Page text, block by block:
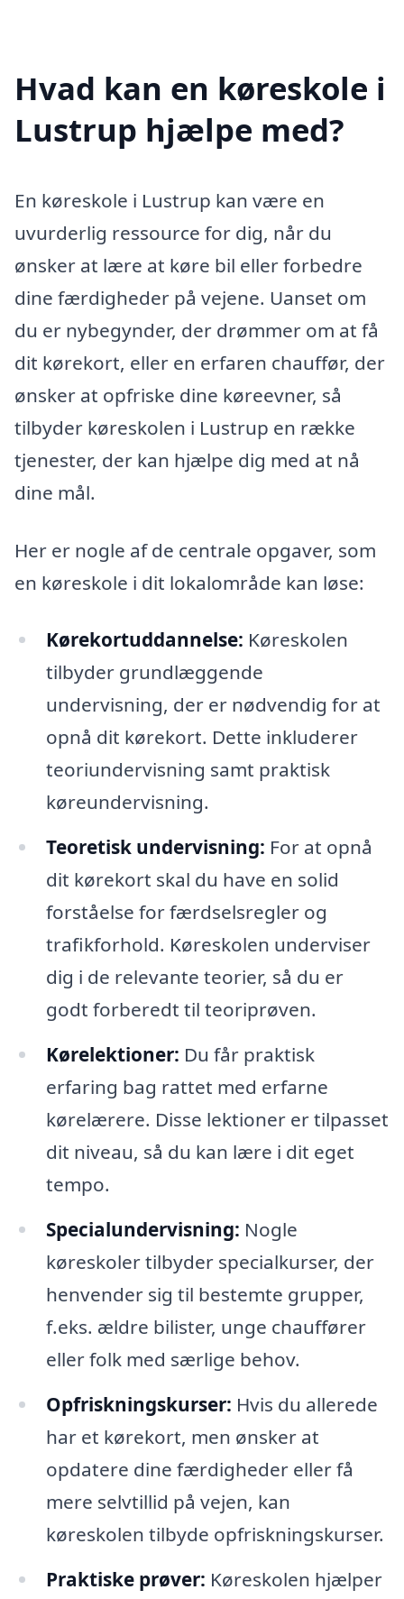
Hvad kan en køreskole i
Lustrup hjælpe med?
En køreskole i Lustrup kan være en
uvurderlig ressource for dig, når du
ønsker at lære at køre bil eller forbedre
dine færdigheder på vejene. Uanset om
du er nybegynder, der drømmer om at få
dit kørekort, eller en erfaren chauffør, der
ønsker at opfriske dine køreevner, så
tilbyder køreskolen i Lustrup en række
tjenester, der kan hjælpe dig med at nå
dine mål.
Her er nogle af de centrale opgaver, som
en køreskole i dit lokalområde kan løse:
Kørekortuddannelse: Køreskolen
tilbyder grundlæggende
undervisning, der er nødvendig for at
opnå dit kørekort. Dette inkluderer
teoriundervisning samt praktisk
køreundervisning.
Teoretisk undervisning: For at opnå
dit kørekort skal du have en solid
forståelse for færdselsregler og
trafikforhold. Køreskolen underviser
dig i de relevante teorier, så du er
godt forberedt til teoriprøven.
Kørelektioner: Du får praktisk
erfaring bag rattet med erfarne
kørelærere. Disse lektioner er tilpasset
dit niveau, så du kan lære i dit eget
tempo.
Specialundervisning: Nogle
køreskoler tilbyder specialkurser, der
henvender sig til bestemte grupper,
f.eks. ældre bilister, unge chauffører
eller folk med særlige behov.
Opfriskningskurser: Hvis du allerede
har et kørekort, men ønsker at
opdatere dine færdigheder eller få
mere selvtillid på vejen, kan
køreskolen tilbyde opfriskningskurser.
Praktiske prøver: Køreskolen hjælper